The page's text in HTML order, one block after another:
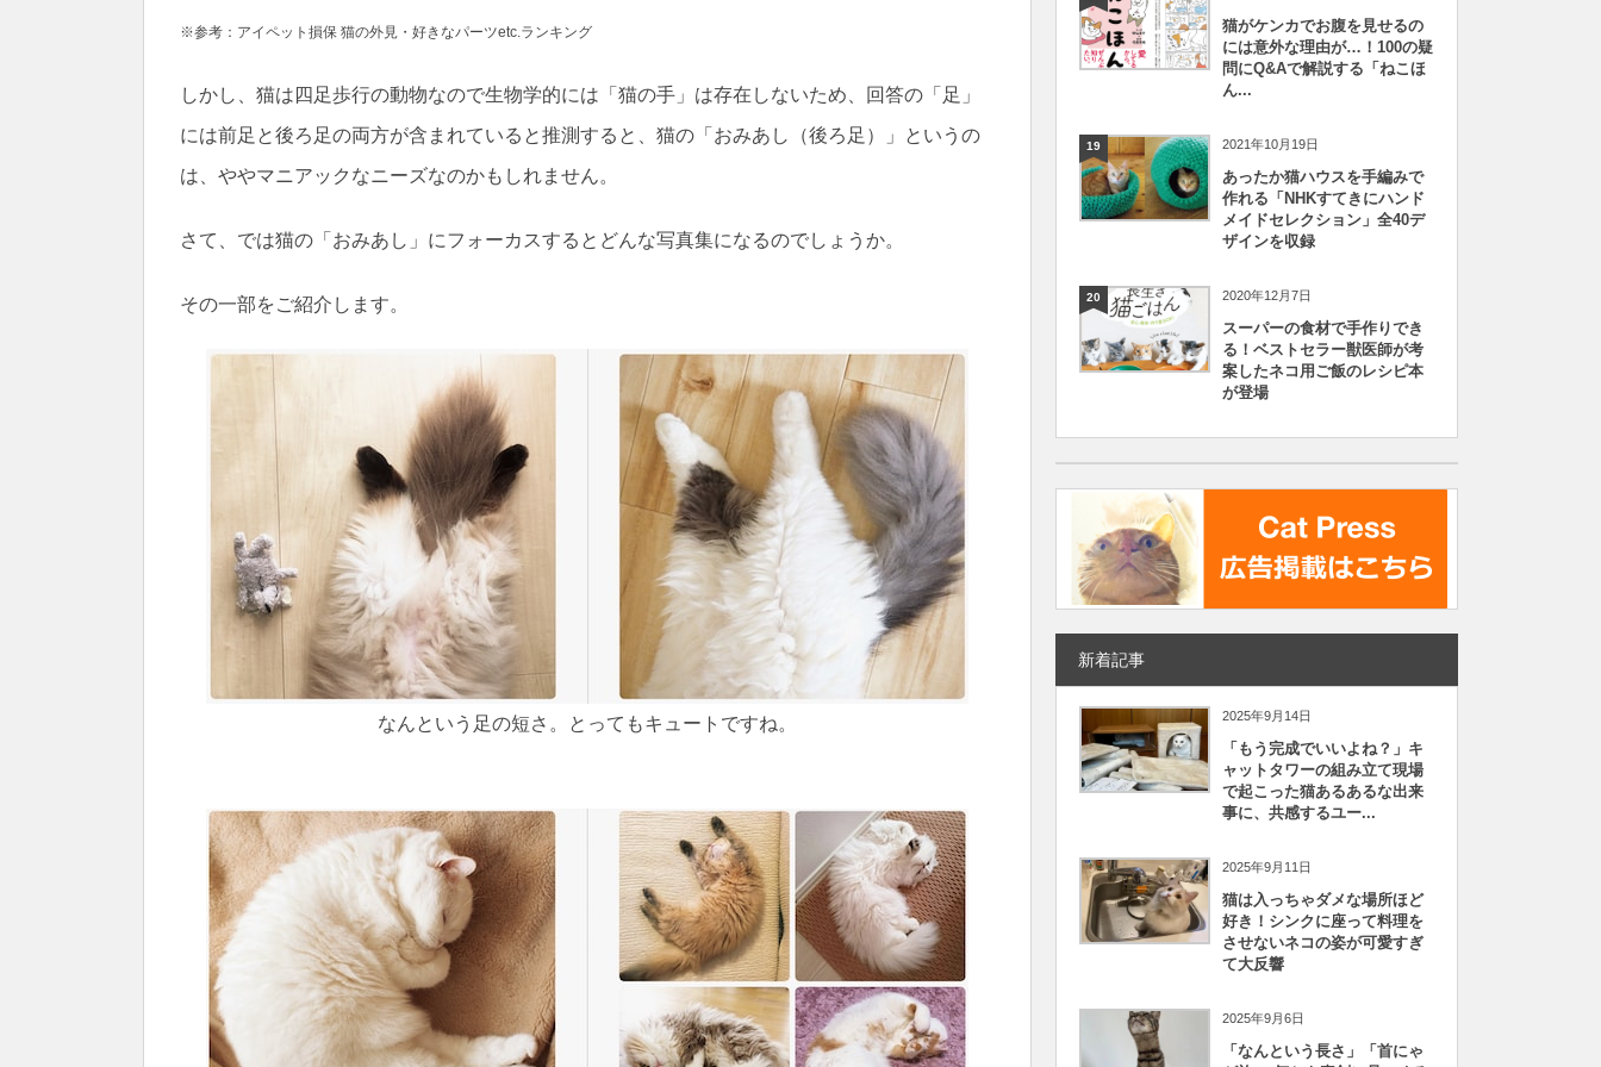
※参考：アイペット損保 猫の外見・好きなパーツetc.ランキング
しかし、猫は四足歩行の動物なので生物学的には「猫の手」は存在しないため、回答の「足」
には前足と後ろ足の両方が含まれていると推測すると、猫の「おみあし（後ろ足）」というの
は、ややマニアックなニーズなのかもしれません。
さて、では猫の「おみあし」にフォーカスするとどんな写真集になるのでしょうか。
その一部をご紹介します。
なんという足の短さ。とってもキュートですね。
猫がケンカでお腹を見せるの
には意外な理由が…！100の疑
問にQ&Aで解説する「ねこほ
ん...
19 2021年10月19日
あったか猫ハウスを手編みで
作れる「NHKすてきにハンド
メイドセレクション」全40デ
ザインを収録
20 2020年12月7日
スーパーの食材で手作りでき
る！ベストセラー獣医師が考
案したネコ用ご飯のレシピ本
が登場
新着記事
2025年9月14日
「もう完成でいいよね？」キ
ャットタワーの組み立て現場
で起こった猫あるあるな出来
事に、共感するユー...
2025年9月11日
猫は入っちゃダメな場所ほど
好き！シンクに座って料理を
させないネコの姿が可愛すぎ
て大反響
2025年9月6日
「なんという長さ」「首にゃ